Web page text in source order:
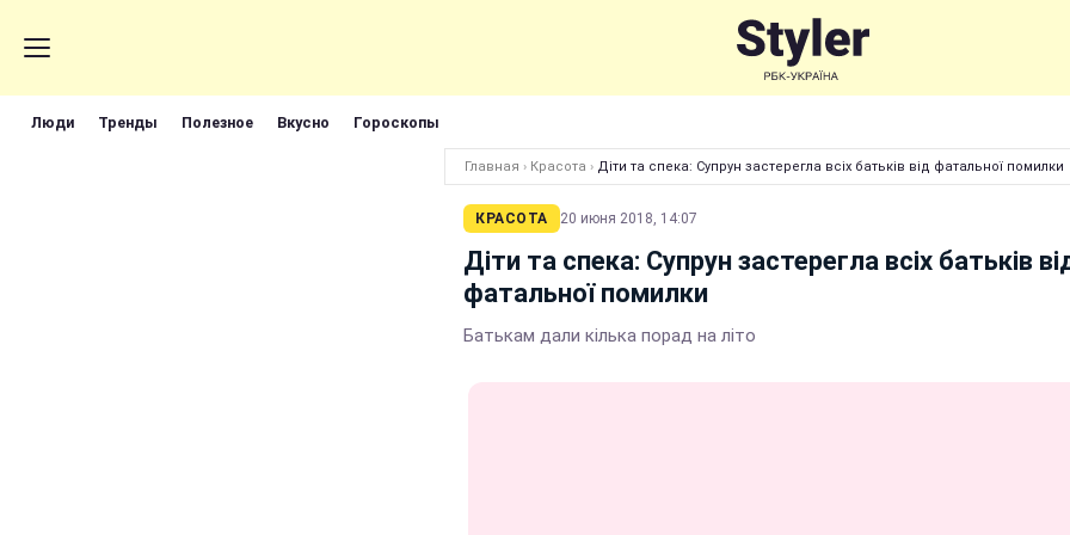
Люди Тренды Полезное Вкусно Гороскопы
Главная › Красота › Діти та спека: Супрун застерегла всіх батьків від фатальної помилки
КРАСОТА 20 июня 2018, 14:07
Діти та спека: Супрун застерегла всіх батьків
фатальної помилки
Батькам дали кілька порад на літо